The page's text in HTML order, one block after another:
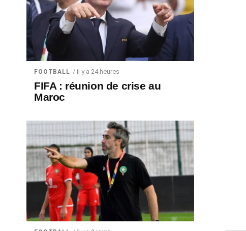
FOOTBALL / il y a 24 heures
FIFA : réunion de crise au
Maroc